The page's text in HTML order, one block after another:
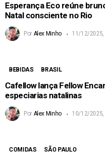
Esperança Eco reúne
Natal consciente no Rio
Por Alex Minho 11/12/2025,
BEBIDAS BRASIL
Cafellow lança Fellow
especiarias natalinas
Por Alex Minho 10/12/2025,
COMIDAS SÃO PAULO